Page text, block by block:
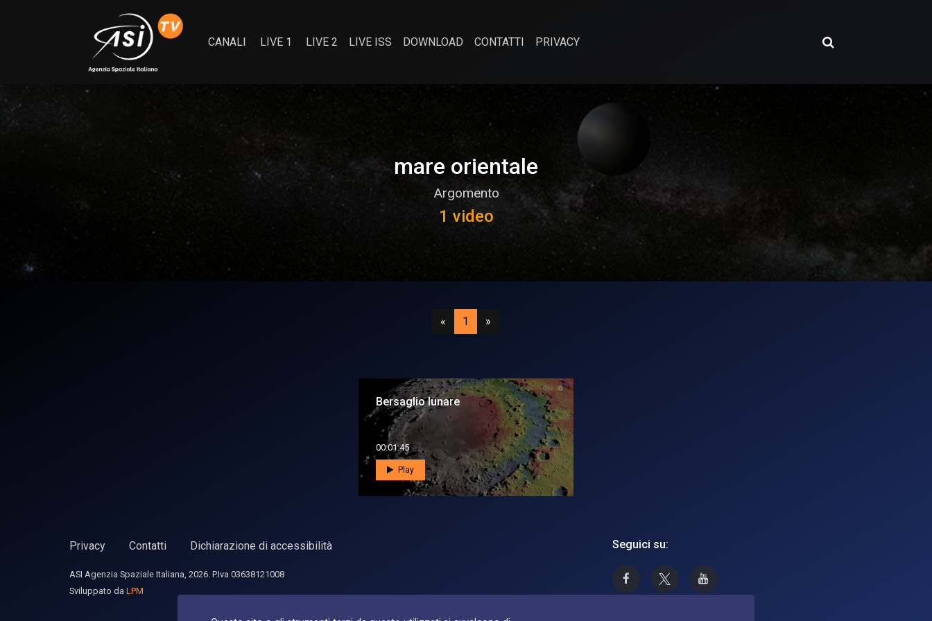
CANALI LIVE 1 LIVE 2 LIVE ISS DOWNLOAD CONTATTI PRIVACY
mare orientale
Argomento
1 video
« Precedente
1 (attuale)
»
Bersaglio lunare
00:01:45
Play
Privacy Contatti Dichiarazione di accessibilità
ASI Agenzia Spaziale Italiana, 2026. P.Iva 03638121008
Sviluppato da LPM
Seguici su:
Asi su Facebook
Asi su X Canale Asi su YouTube